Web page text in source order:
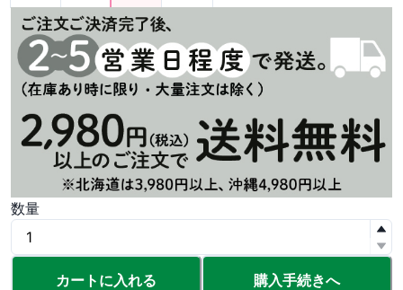
数量
カートに入れる 購入手続きへ